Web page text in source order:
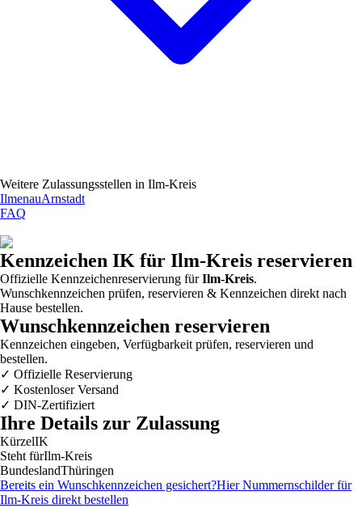
Weitere Zulassungsstellen in Ilm-Kreis
IlmenauArnstadt
FAQ
Kennzeichen IK für Ilm-Kreis reservieren
Offizielle Kennzeichenreservierung fürIlm-Kreis.
Wunschkennzeichen prüfen, reservieren & Kennzeichen direkt nach
Hause bestellen.
Wunschkennzeichen reservieren
Kennzeichen eingeben, Verfügbarkeit prüfen, reservieren und
bestellen.
✓ Offizielle Reservierung
✓ Kostenloser Versand
✓ DIN-Zertifiziert
Ihre Details zur Zulassung
KürzelIK
Steht fürIlm-Kreis
BundeslandThüringen
Bereits ein Wunschkennzeichen gesichert?Hier Nummernschilder für
Ilm-Kreis direkt bestellen